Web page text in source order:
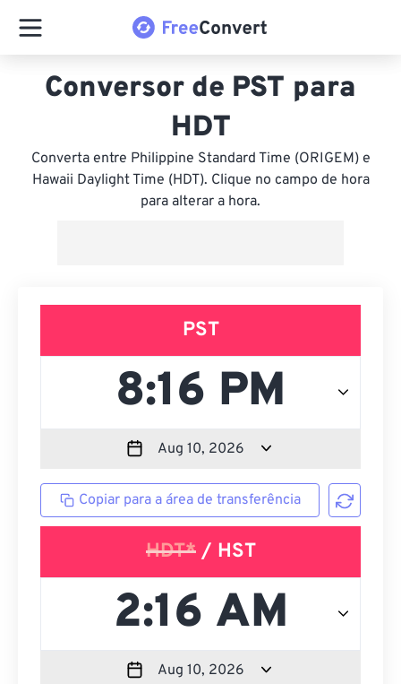
Conversor de PST para
HDT
Converta entre Philippine Standard Time (ORIGEM) e
Hawaii Daylight Time (HDT). Clique no campo de hora
para alterar a hora.
PST
Copiar para a área de transferência
HDT*/ HST